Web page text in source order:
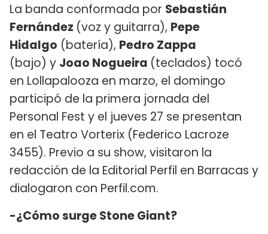
La banda conformada por Sebastián
Fernández (voz y guitarra), Pepe
Hidalgo (batería), Pedro Zappa
(bajo) y Joao Nogueira (teclados) tocó
en Lollapalooza en marzo, el domingo
participó de la primera jornada del
Personal Fest y el jueves 27 se presentan
en el Teatro Vorterix (Federico Lacroze
3455). Previo a su show, visitaron la
redacción de la Editorial Perfil en Barracas y
dialogaron con Perfil.com.
-¿Cómo surge Stone Giant?